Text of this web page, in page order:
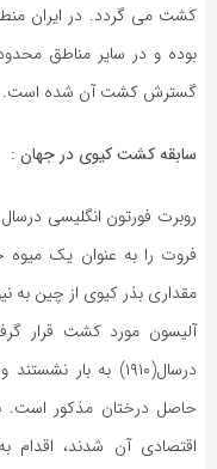
کشت می گردد. در ایران
گسترش کشت آن شده است.
سابقه کشت کیوی در جهان :
مقداری بذر کیوی از چین به
آلیسون مورد کشت قرار
درسال(۱۹۱۰) به بار
حاصل درختان مذکور است.
اقتصادی آن شدند، اقدام